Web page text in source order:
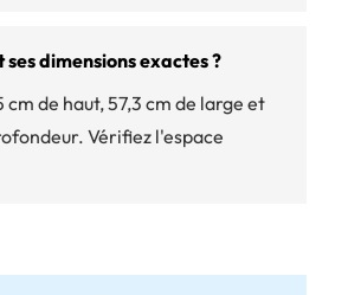
ses dimensions exactes ?
cm de haut, 57,3 cm de large et
Vérifiez l'espace